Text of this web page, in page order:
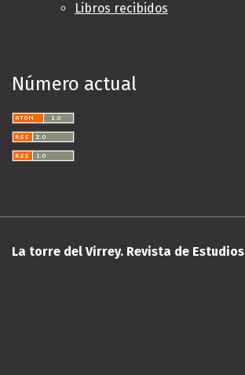
Libros recibidos
Número actual
La torre del Virrey. Revista de